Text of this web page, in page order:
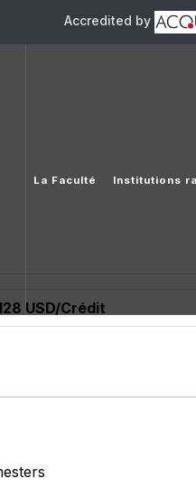
Accredited by
La Faculté Institutions
USD/Crédit